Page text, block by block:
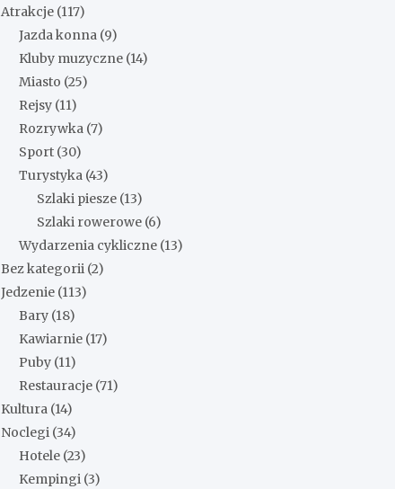
Atrakcje (117)
Jazda konna (9)
Kluby muzyczne (14)
Miasto (25)
Rejsy (11)
Rozrywka (7)
Sport (30)
Turystyka (43)
Szlaki piesze (13)
Szlaki rowerowe (6)
Wydarzenia cykliczne (13)
Bez kategorii (2)
Jedzenie (113)
Bary (18)
Kawiarnie (17)
Puby (11)
Restauracje (71)
Kultura (14)
Noclegi (34)
Hotele (23)
Kempingi (3)